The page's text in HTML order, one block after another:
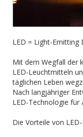
LED = Light-Emitting
Mit dem Wegfall der
LED-Leuchtmitteln
täglichen Leben
Nach langjähriger
LED-Technologie für
Die Vorteile von